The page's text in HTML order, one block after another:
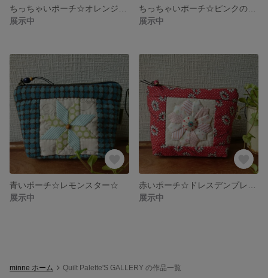
展示中
展示中
青いポーチ☆レモンスター☆
展示中
展示中
minne ホーム Quilt Palette'S GALLERY の作品一覧